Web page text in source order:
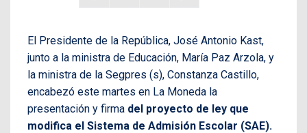
El Presidente de la República, José Antonio Kast,
junto a la ministra de Educación, María Paz Arzola, y
la ministra de la Segpres (s), Constanza Castillo,
encabezó este martes en La Moneda la
presentación y firma del proyecto de ley que
modifica el Sistema de Admisión Escolar (SAE).